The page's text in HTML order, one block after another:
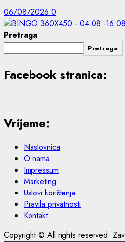
06/08/2026 0
Pretraga
Pretraga
Facebook stranica:
Vrijeme:
Naslovnica
O nama
Impressum
Marketing
Uslovi korištenja
Pravila privatnosti
Kontakt
Copyright © All rights reserved.